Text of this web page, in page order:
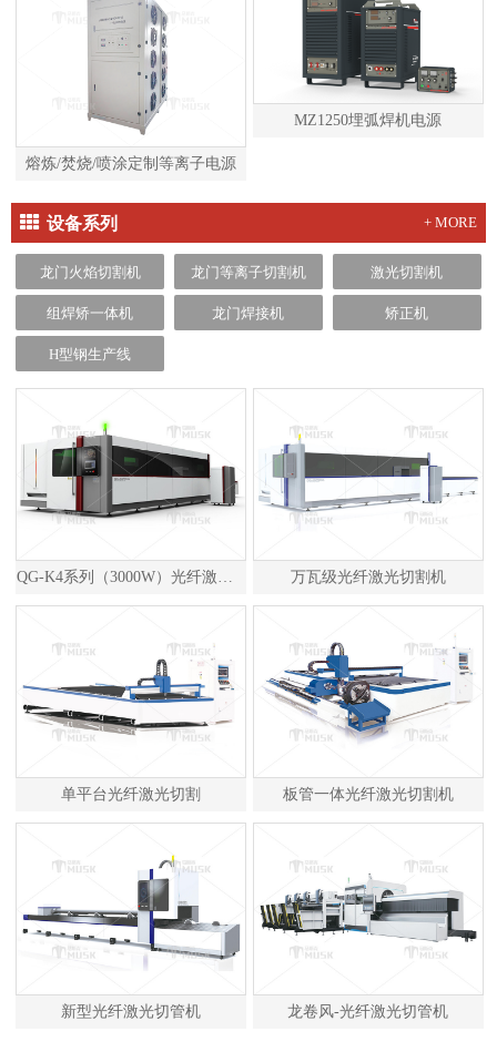
熔炼/焚烧/喷涂定制等离子电源
MZ1250埋弧焊机电源
设备系列 + MORE
龙门火焰切割机 龙门等离子切割机 激光切割机
组焊矫一体机 龙门焊接机 矫正机
H型钢生产线
万瓦级光纤激光切割机
单平台光纤激光切割 板管一体光纤激光切割机
新型光纤激光切管机 龙卷风-光纤激光切管机